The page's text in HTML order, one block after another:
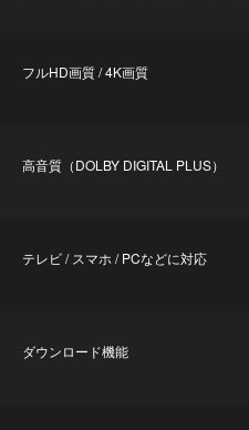
フルHD画質 / 4K画質
⾼⾳質（DOLBY DIGITAL PLUS）
テレビ / スマホ / PCなどに対応
ダウンロード機能